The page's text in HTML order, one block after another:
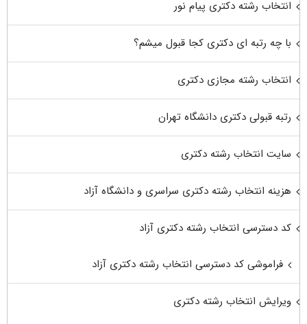
انتخاب رشته دکتری پیام نور
با چه رتبه ای دکتری کجا قبول میشم؟
انتخاب رشته مجازی دکتری
رتبه قبولی دکتری دانشگاه تهران
سایت انتخاب رشته دکتری
هزینه انتخاب رشته دکتری سراسری و دانشگاه آزاد
کد دسترسی انتخاب رشته دکتری آزاد
فراموشی کد دسترسی انتخاب رشته دکتری آزاد
ویرایش انتخاب رشته دکتری